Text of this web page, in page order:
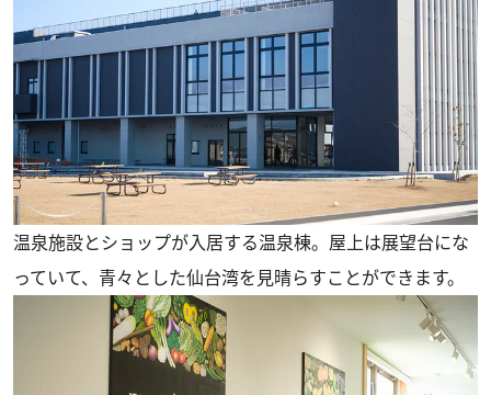
温泉施設とショップが入居する温泉棟。屋上は展望台にな
っていて、青々とした仙台湾を見晴らすことができます。